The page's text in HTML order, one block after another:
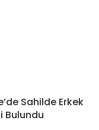
Sahilde Erkek
Bulundu